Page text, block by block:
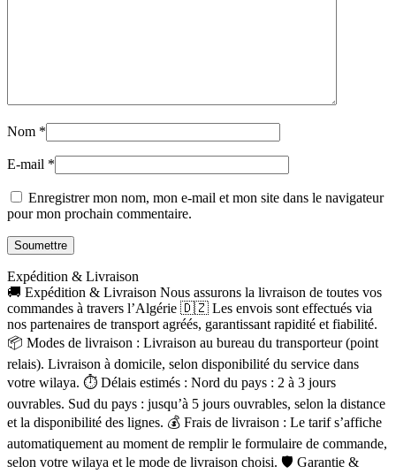
Nom *
E-mail *
Enregistrer mon nom, mon e-mail et mon site dans le navigateur
pour mon prochain commentaire.
Expédition & Livraison
🚚 Expédition & Livraison Nous assurons la livraison de toutes vos
commandes à travers l’Algérie 🇩🇿 Les envois sont effectués via
nos partenaires de transport agréés, garantissant rapidité et fiabilité.
📦 Modes de livraison : Livraison au bureau du transporteur (point
relais). Livraison à domicile, selon disponibilité du service dans
votre wilaya. ⏱ Délais estimés : Nord du pays : 2 à 3 jours
ouvrables. Sud du pays : jusqu’à 5 jours ouvrables, selon la distance
et la disponibilité des lignes. 💰 Frais de livraison : Le tarif s’affiche
automatiquement au moment de remplir le formulaire de commande,
selon votre wilaya et le mode de livraison choisi. 🛡 Garantie &